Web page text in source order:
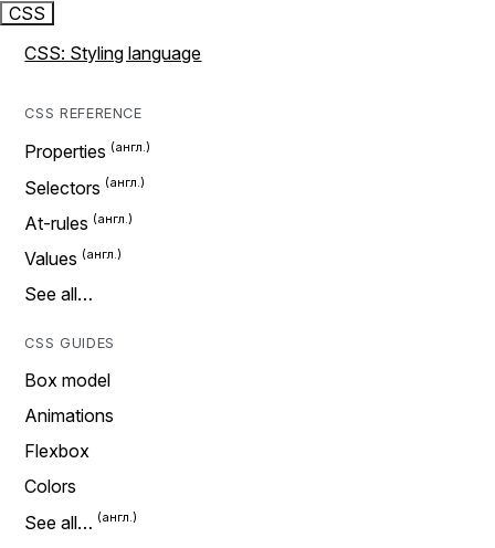
CSS
CSS: Styling language
CSS REFERENCE
Properties
Selectors
At-rules
Values
See all…
CSS GUIDES
Box model
Animations
Flexbox
Colors
See all…